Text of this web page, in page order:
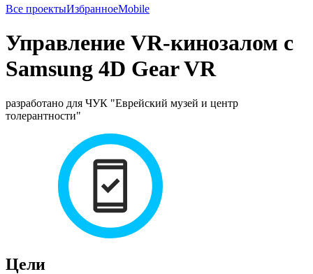
Все проектыИзбранноеMobile
Управление VR-кинозалом с
Samsung 4D Gear VR
разработано для ЧУК "Еврейский музей и центр
толерантности"
Цели